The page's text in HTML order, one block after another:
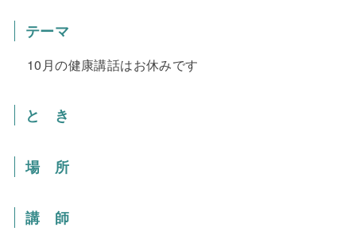
テーマ
10月の健康講話はお休みです
と き
場 所
講 師